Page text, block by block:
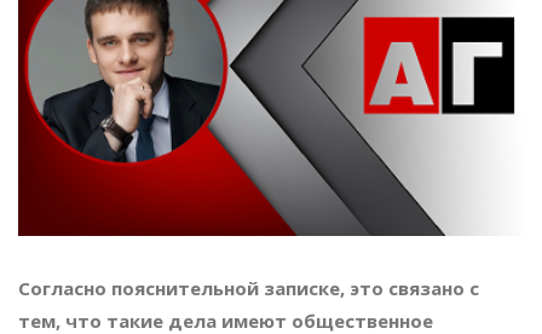
Согласно пояснительной записке, это связано с
тем, что такие дела имеют общественное